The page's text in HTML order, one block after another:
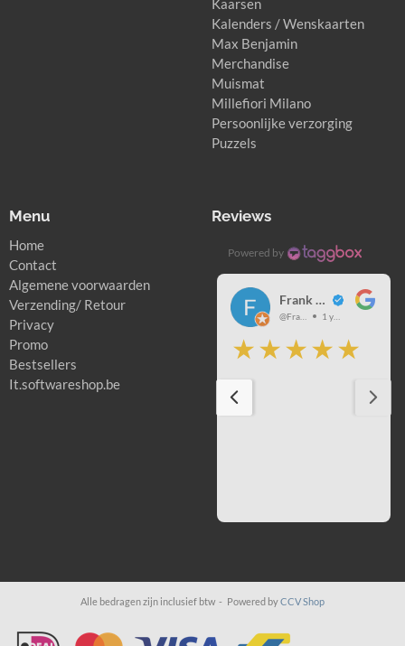
Kaarsen
Kalenders / Wenskaarten
Max Benjamin
Merchandise
Muismat
Millefiori Milano
Persoonlijke verzorging
Puzzels
Menu
Home
Contact
Algemene voorwaarden
Verzending/ Retour
Privacy
Promo
Bestsellers
It.softwareshop.be
Reviews
Powered by
Frank Smet
Alle bedragen zijn inclusief btw - Powered byCCV Shop